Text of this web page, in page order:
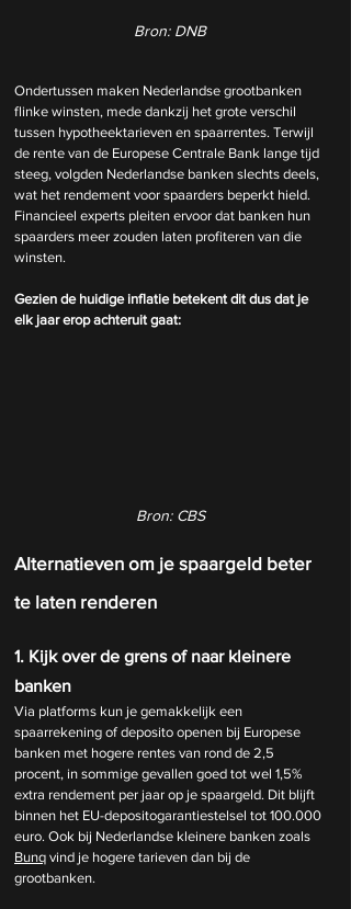
Bron: DNB
Ondertussen maken Nederlandse grootbanken
flinke winsten, mede dankzij het grote verschil
tussen hypotheektarieven en spaarrentes. Terwijl
de rente van de Europese Centrale Bank lange tijd
steeg, volgden Nederlandse banken slechts deels,
wat het rendement voor spaarders beperkt hield.
Financieel experts pleiten ervoor dat banken hun
spaarders meer zouden laten profiteren van die
winsten.
Gezien de huidige inflatie betekent dit dus dat je
elk jaar erop achteruit gaat:
Bron: CBS
Alternatieven om je spaargeld beter
te laten renderen
1. Kijk over de grens of naar kleinere
banken
Via platforms kun je gemakkelijk een
spaarrekening of deposito openen bij Europese
banken met hogere rentes van rond de 2,5
procent, in sommige gevallen goed tot wel 1,5%
extra rendement per jaar op je spaargeld. Dit blijft
binnen het EU-depositogarantiestelsel tot 100.000
euro. Ook bij Nederlandse kleinere banken zoals
Bunq vind je hogere tarieven dan bij de
grootbanken.